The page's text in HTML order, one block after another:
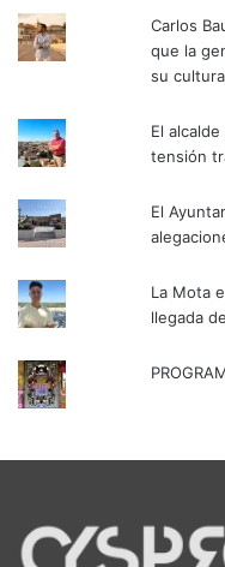
Carlos
que la
su
El
tensión
El
La Mota
llegada